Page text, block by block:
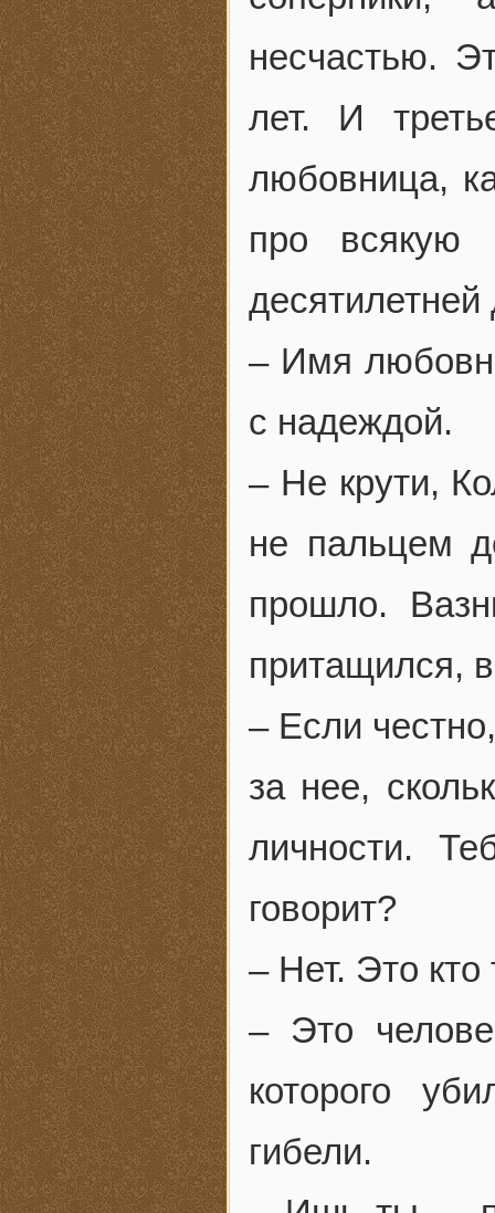
несчастью.
лет. И
любовница,
про всякую
десятилетней
– Имя
с надеждой.
– Не крути,
не пальцем
прошло.
притащился,
– Если
за нее,
личности.
говорит?
– Нет. Это кто
– Это
которого
гибели.